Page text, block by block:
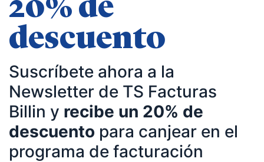
20% de
descuento
Suscríbete ahora a la
Newsletter de TS Facturas
Billin y recibe un 20% de
descuento para canjear en el
programa de facturación